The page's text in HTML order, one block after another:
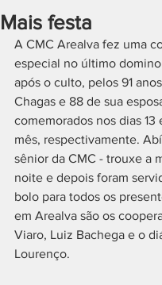
Mais festa
A CMC Arealva fez uma
especial no último domino
após o culto, pelos 91
Chagas e 88 de sua
comemorados nos dias 13
mês, respectivamente.
sênior da CMC - trouxe a
noite e depois foram
bolo para todos os
em Arealva são os
Viaro, Luiz Bachega e o
Lourenço.